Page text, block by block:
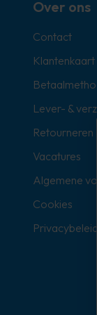
Over ons
Contact
Klantenkaart
Lever- &
Retourneren
Vacatures
Algemene
Cookies